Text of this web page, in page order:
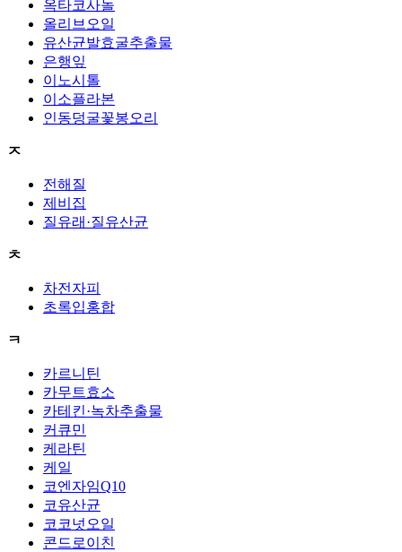
옥타코사놀
올리브오일
유산균발효굴추출물
은행잎
이노시톨
이소플라본
인동덩굴꽃봉오리
ㅈ
전해질
제비집
질유래·질유산균
ㅊ
차전자피
초록입홍합
ㅋ
카르니틴
카무트효소
카테킨·녹차추출물
커큐민
케라틴
케일
코엔자임Q10
코유산균
코코넛오일
콘드로이친